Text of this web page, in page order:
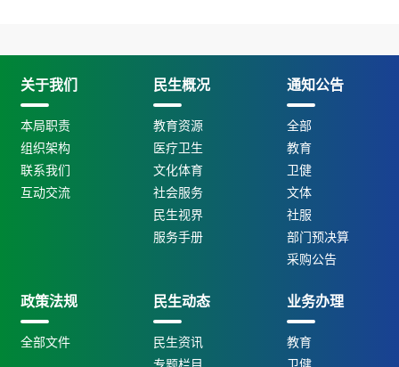
关于我们
本局职责
组织架构
联系我们
互动交流
民生概况
教育资源
医疗卫生
文化体育
社会服务
民生视界
服务手册
通知公告
全部
教育
卫健
文体
社服
部门预决算
采购公告
政策法规
全部文件
民生动态
民生资讯
业务办理
教育